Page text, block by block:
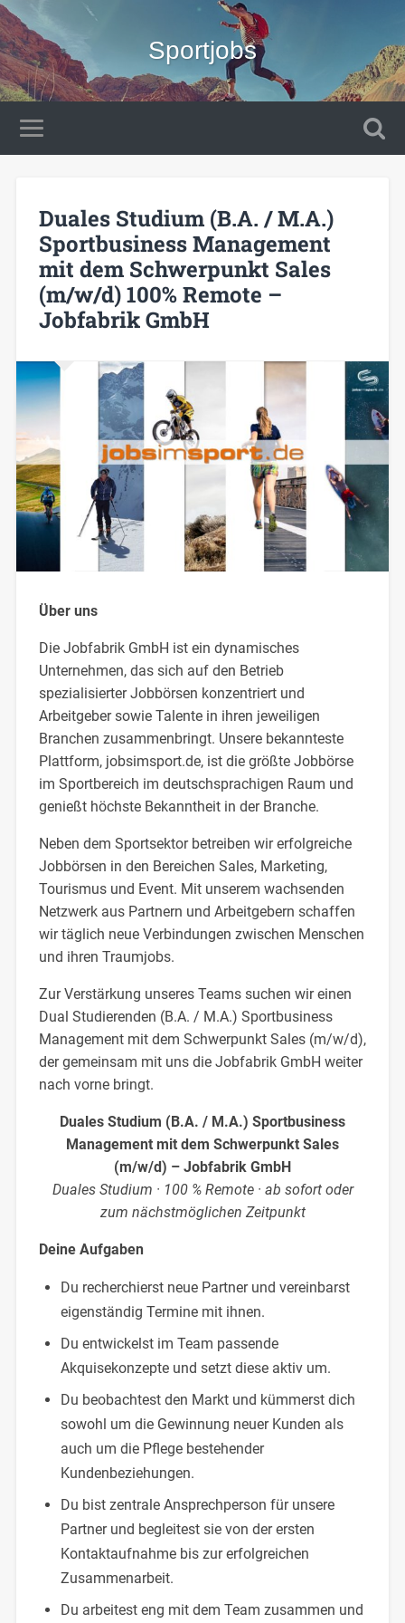
Sportjobs
Duales Studium (B.A. / M.A.)
Sportbusiness Management
mit dem Schwerpunkt Sales
(m/w/d) 100% Remote –
Jobfabrik GmbH
Über uns
Die Jobfabrik GmbH ist ein dynamisches
Unternehmen, das sich auf den Betrieb
spezialisierter Jobbörsen konzentriert und
Arbeitgeber sowie Talente in ihren jeweiligen
Branchen zusammenbringt. Unsere bekannteste
Plattform, jobsimsport.de, ist die größte Jobbörse
im Sportbereich im deutschsprachigen Raum und
genießt höchste Bekanntheit in der Branche.
Neben dem Sportsektor betreiben wir erfolgreiche
Jobbörsen in den Bereichen Sales, Marketing,
Tourismus und Event. Mit unserem wachsenden
Netzwerk aus Partnern und Arbeitgebern schaffen
wir täglich neue Verbindungen zwischen Menschen
und ihren Traumjobs.
Zur Verstärkung unseres Teams suchen wir einen
Dual Studierenden (B.A. / M.A.) Sportbusiness
Management mit dem Schwerpunkt Sales (m/w/d),
der gemeinsam mit uns die Jobfabrik GmbH weiter
nach vorne bringt.
Duales Studium (B.A. / M.A.) Sportbusiness
Management mit dem Schwerpunkt Sales
(m/w/d) – Jobfabrik GmbH
Duales Studium · 100 % Remote · ab sofort oder
zum nächstmöglichen Zeitpunkt
Deine Aufgaben
Du recherchierst neue Partner und vereinbarst
eigenständig Termine mit ihnen.
Du entwickelst im Team passende
Akquisekonzepte und setzt diese aktiv um.
Du beobachtest den Markt und kümmerst dich
sowohl um die Gewinnung neuer Kunden als
auch um die Pflege bestehender
Kundenbeziehungen.
Du bist zentrale Ansprechperson für unsere
Partner und begleitest sie von der ersten
Kontaktaufnahme bis zur erfolgreichen
Zusammenarbeit.
Du arbeitest eng mit dem Team zusammen und